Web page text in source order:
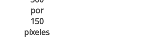
por
150
píxeles